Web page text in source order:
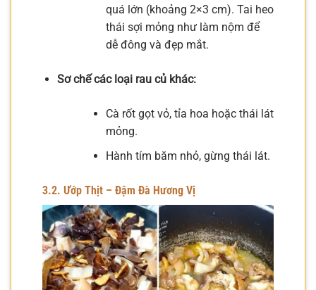
quá lớn (khoảng 2×3 cm). Tai heo
thái sợi mỏng như làm nộm để
dễ đông và đẹp mắt.
Sơ chế các loại rau củ khác:
Cà rốt gọt vỏ, tỉa hoa hoặc thái lát
mỏng.
Hành tím băm nhỏ, gừng thái lát.
3.2. Ướp Thịt – Đậm Đà Hương Vị